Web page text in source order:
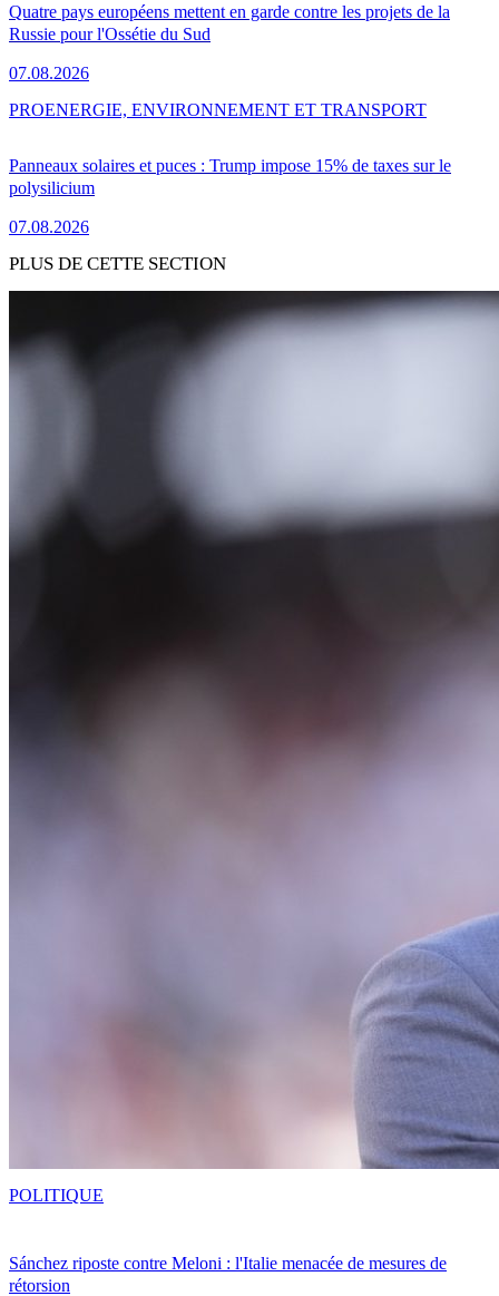
Quatre pays européens mettent en garde contre les projets de la
Russie pour l'Ossétie du Sud
07.08.2026
Panneaux solaires et puces : Trump impose 15% de taxes sur le
polysilicium
07.08.2026
PROENERGIE, ENVIRONNEMENT ET TRANSPORT
PLUS DE CETTE SECTION
Sánchez riposte contre Meloni : l'Italie menacée de mesures de
rétorsion
POLITIQUE